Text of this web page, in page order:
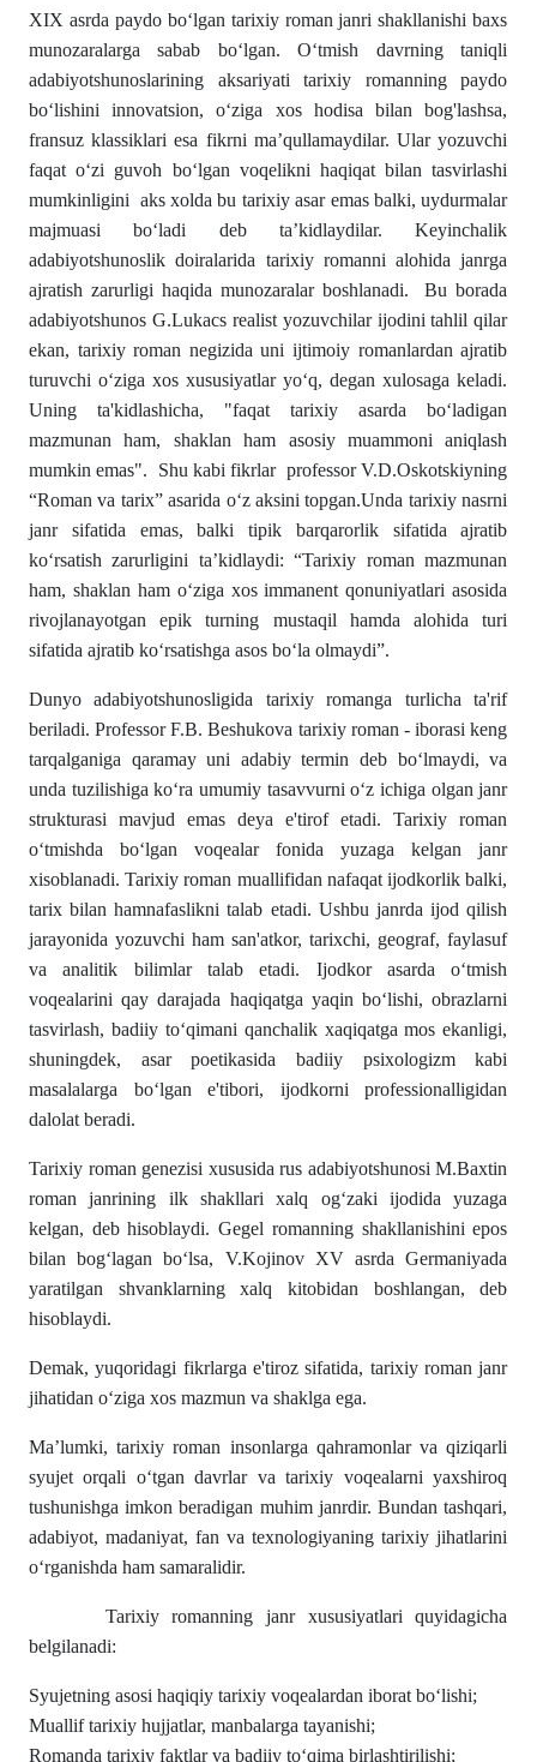
XIX asrda paydo bo‘lgan tarixiy roman janri shakllanishi baxs
munozaralarga sabab bo‘lgan. O‘tmish davrning taniqli
adabiyotshunoslarining aksariyati tarixiy romanning paydo
bo‘lishini innovatsion, o‘ziga xos hodisa bilan bog'lashsa,
fransuz klassiklari esa fikrni ma’qullamaydilar. Ular yozuvchi
faqat o‘zi guvoh bo‘lgan voqelikni haqiqat bilan tasvirlashi
mumkinligini aks xolda bu tarixiy asar emas balki, uydurmalar
majmuasi bo‘ladi deb ta’kidlaydilar. Keyinchalik
adabiyotshunoslik doiralarida tarixiy romanni alohida janrga
ajratish zarurligi haqida munozaralar boshlanadi. Bu borada
adabiyotshunos G.Lukacs realist yozuvchilar ijodini tahlil qilar
ekan, tarixiy roman negizida uni ijtimoiy romanlardan ajratib
turuvchi o‘ziga xos xususiyatlar yo‘q, degan xulosaga keladi.
Uning ta'kidlashicha, "faqat tarixiy asarda bo‘ladigan
mazmunan ham, shaklan ham asosiy muammoni aniqlash
mumkin emas". Shu kabi fikrlar professor V.D.Oskotskiyning
“Roman va tarix” asarida oʻz aksini topgan.Unda tarixiy nasrni
janr sifatida emas, balki tipik barqarorlik sifatida ajratib
koʻrsatish zarurligini taʼkidlaydi: “Tarixiy roman mazmunan
ham, shaklan ham o‘ziga xos immanent qonuniyatlari asosida
rivojlanayotgan epik turning mustaqil hamda alohida turi
sifatida ajratib ko‘rsatishga asos bo‘la olmaydi”.
Dunyo adabiyotshunosligida tarixiy romanga turlicha ta'rif
beriladi. Professor F.B. Beshukova tarixiy roman - iborasi keng
tarqalganiga qaramay uni adabiy termin deb boʻlmaydi, va
unda tuzilishiga koʻra umumiy tasavvurni oʻz ichiga olgan janr
strukturasi mavjud emas deya e'tirof etadi. Tarixiy roman
oʻtmishda boʻlgan voqealar fonida yuzaga kelgan janr
xisoblanadi. Tarixiy roman muallifidan nafaqat ijodkorlik balki,
tarix bilan hamnafaslikni talab etadi. Ushbu janrda ijod qilish
jarayonida yozuvchi ham san'atkor, tarixchi, geograf, faylasuf
va analitik bilimlar talab etadi. Ijodkor asarda oʻtmish
voqealarini qay darajada haqiqatga yaqin boʻlishi, obrazlarni
tasvirlash, badiiy toʻqimani qanchalik xaqiqatga mos ekanligi,
shuningdek, asar poetikasida badiiy psixologizm kabi
masalalarga boʻlgan e'tibori, ijodkorni professionalligidan
dalolat beradi.
Tarixiy roman genezisi xususida rus adabiyotshunosi M.Baxtin
roman janrining ilk shakllari xalq og‘zaki ijodida yuzaga
kelgan, deb hisoblaydi. Gegel romanning shakllanishini epos
bilan bog‘lagan bo‘lsa, V.Kojinov XV asrda Germaniyada
yaratilgan shvanklarning xalq kitobidan boshlangan, deb
hisoblaydi.
Demak, yuqoridagi fikrlarga e'tiroz sifatida, tarixiy roman janr
jihatidan o‘ziga xos mazmun va shaklga ega.
Ma’lumki, tarixiy roman insonlarga qahramonlar va qiziqarli
syujet orqali o‘tgan davrlar va tarixiy voqealarni yaxshiroq
tushunishga imkon beradigan muhim janrdir. Bundan tashqari,
adabiyot, madaniyat, fan va texnologiyaning tarixiy jihatlarini
o‘rganishda ham samaralidir.
Tarixiy romanning janr xususiyatlari quyidagicha
belgilanadi:
Syujetning asosi haqiqiy tarixiy voqealardan iborat bo‘lishi;
Muallif tarixiy hujjatlar, manbalarga tayanishi;
Romanda tarixiy faktlar va badiiy to‘qima birlashtirilishi;